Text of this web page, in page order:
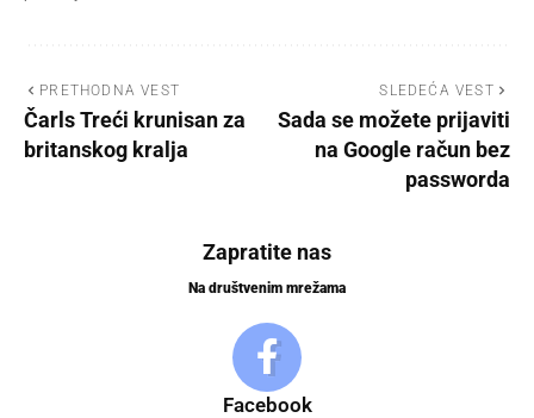
PRETHODNA VEST
Čarls Treći krunisan za
britanskog kralja
SLEDEĆA VEST
Sada se možete prijaviti
na Google račun bez
passworda
Zapratite nas
Na društvenim mrežama
Facebook